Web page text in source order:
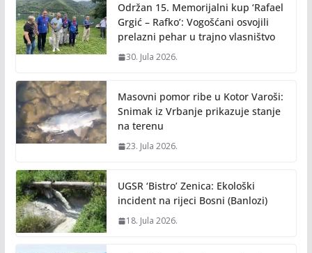
Održan 15. Memorijalni kup ‘Rafael
Grgić – Rafko’: Vogošćani osvojili
prelazni pehar u trajno vlasništvo
30. Jula 2026.
Masovni pomor ribe u Kotor Varoši:
Snimak iz Vrbanje prikazuje stanje
na terenu
23. Jula 2026.
UGSR ‘Bistro’ Zenica: Ekološki
incident na rijeci Bosni (Banlozi)
18. Jula 2026.